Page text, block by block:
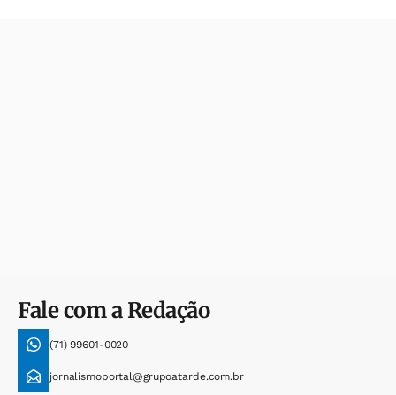
Fale com a Redação
(71) 99601-0020
jornalismoportal@grupoatarde.com.br